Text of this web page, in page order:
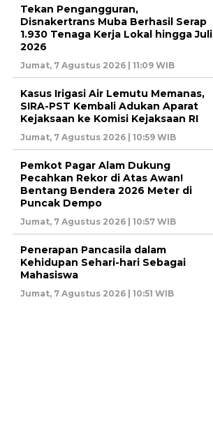
Tekan Pengangguran,
Disnakertrans Muba Berhasil Serap
1.930 Tenaga Kerja Lokal hingga Juli
2026
Jumat, 7 Agustus 2026 | 11:09 WIB
Kasus Irigasi Air Lemutu Memanas,
SIRA-PST Kembali Adukan Aparat
Kejaksaan ke Komisi Kejaksaan RI
Jumat, 7 Agustus 2026 | 10:59 WIB
Pemkot Pagar Alam Dukung
Pecahkan Rekor di Atas Awan!
Bentang Bendera 2026 Meter di
Puncak Dempo
Jumat, 7 Agustus 2026 | 10:57 WIB
Penerapan Pancasila dalam
Kehidupan Sehari-hari Sebagai
Mahasiswa
Jumat, 7 Agustus 2026 | 10:51 WIB